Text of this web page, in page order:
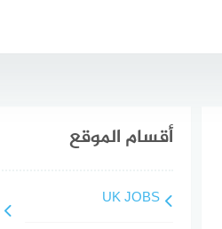
أقسام الموقع
UK JOBS